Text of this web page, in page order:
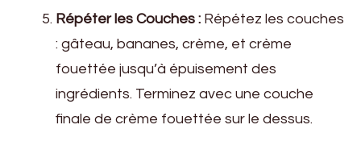
Répéter les Couches : Répétez les couches
: gâteau, bananes, crème, et crème
fouettée jusqu’à épuisement des
ingrédients. Terminez avec une couche
finale de crème fouettée sur le dessus.